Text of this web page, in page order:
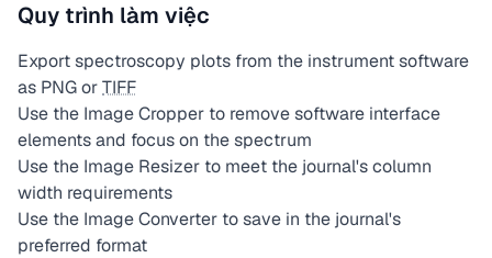
Quy trình làm việc
Export spectroscopy plots from the instrument software
as PNG orTIFF
Use the Image Cropper to remove software interface
elements and focus on the spectrum
Use the Image Resizer to meet the journal's column
width requirements
Use the Image Converter to save in the journal's
preferred format